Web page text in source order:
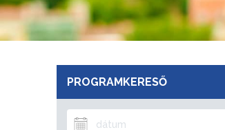
PROGRAMKERESŐ